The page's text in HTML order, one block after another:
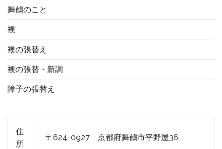
舞鶴のこと
襖
襖の張替え
襖の張替・新調
障子の張替え
住
所
〒624-0927 京都府舞鶴市平野屋36